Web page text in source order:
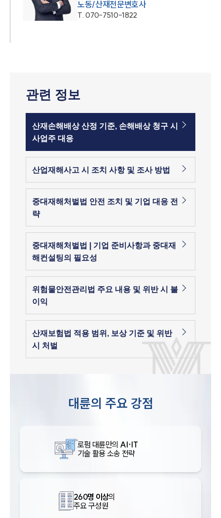
노동/산재전문변호사
T.070-7510-1822
관련 정보
산재손해배상 산정 기준, 손해배상 청구 시
사업주 대응
산업재해사고 시 조치 사항 및 조사 방법
중대재해처벌법 안전 조치 및 기업 대응 전
략
중대재해처벌법 | 기업 준비사항과 중대재
해컨설팅의 필요성
위험물안전관리법 주요 내용 및 위반 시 불
이익
산재보험법 적용 범위, 보상 기준 및 위반
시 처벌
대륜의 주요 강점
로펌 대륜만의 AI·IT
기술 활용 소송 전략
260명 이상의
주요 구성원